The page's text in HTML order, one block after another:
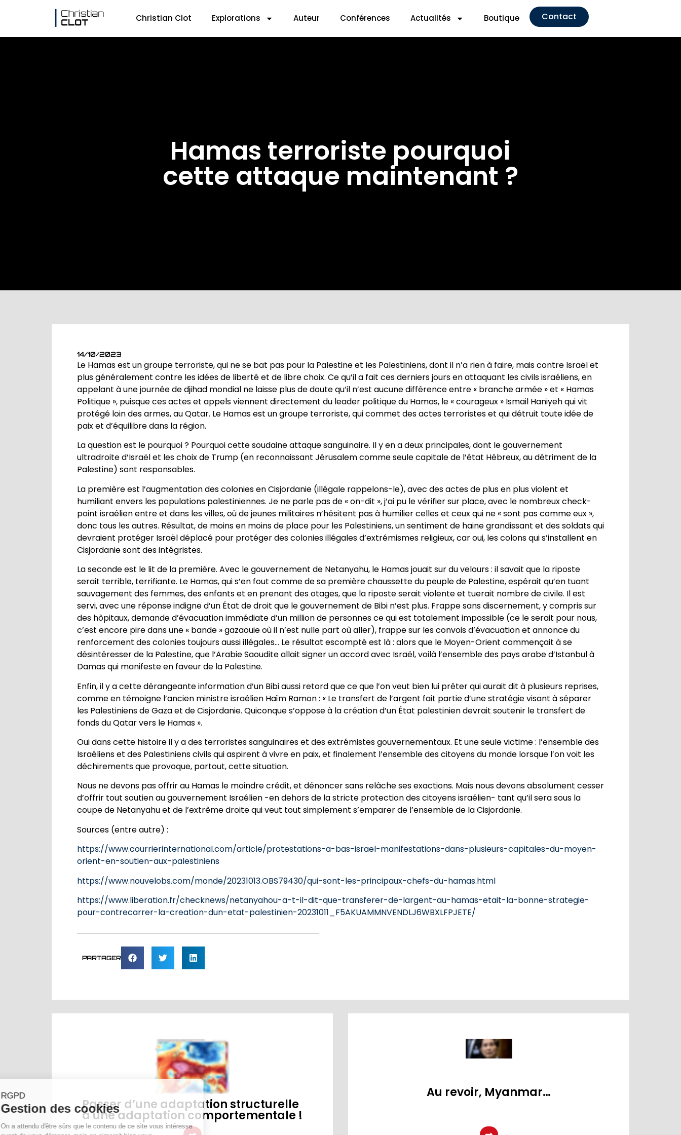
Christian Clot Explorations Auteur Conférences Actualités Boutique Contact
Hamas terroriste pourquoi
cette attaque maintenant ?
14/10/2023
Le Hamas est un groupe terroriste, qui ne se bat pas pour la Palestine et les Palestiniens, dont il n’a rien à faire, mais contre Israël et
plus généralement contre les idées de liberté et de libre choix. Ce qu’il a fait ces derniers jours en attaquant les civils israéliens, en
appelant à une journée de djihad mondial ne laisse plus de doute qu’il n’est aucune différence entre « branche armée » et « Hamas
Politique », puisque ces actes et appels viennent directement du leader politique du Hamas, le « courageux » Ismail Haniyeh qui vit
protégé loin des armes, au Qatar. Le Hamas est un groupe terroriste, qui commet des actes terroristes et qui détruit toute idée de
paix et d’équilibre dans la région.
La question est le pourquoi ? Pourquoi cette soudaine attaque sanguinaire. Il y en a deux principales, dont le gouvernement
ultradroite d’Israël et les choix de Trump (en reconnaissant Jérusalem comme seule capitale de l’état Hébreux, au détriment de la
Palestine) sont responsables.
La première est l’augmentation des colonies en Cisjordanie (illégale rappelons-le), avec des actes de plus en plus violent et
humiliant envers les populations palestiniennes. Je ne parle pas de « on-dit », j’ai pu le vérifier sur place, avec le nombreux check-
point israélien entre et dans les villes, où de jeunes militaires n’hésitent pas à humilier celles et ceux qui ne « sont pas comme eux »,
donc tous les autres. Résultat, de moins en moins de place pour les Palestiniens, un sentiment de haine grandissant et des soldats qui
devraient protéger Israël déplacé pour protéger des colonies illégales d’extrémismes religieux, car oui, les colons qui s’installent en
Cisjordanie sont des intégristes.
La seconde est le lit de la première. Avec le gouvernement de Netanyahu, le Hamas jouait sur du velours : il savait que la riposte
serait terrible, terrifiante. Le Hamas, qui s’en fout comme de sa première chaussette du peuple de Palestine, espérait qu’en tuant
sauvagement des femmes, des enfants et en prenant des otages, que la riposte serait violente et tuerait nombre de civile. Il est
servi, avec une réponse indigne d’un État de droit que le gouvernement de Bibi n’est plus. Frappe sans discernement, y compris sur
des hôpitaux, demande d’évacuation immédiate d’un million de personnes ce qui est totalement impossible (ce le serait pour nous,
c’est encore pire dans une « bande » gazaouie où il n’est nulle part où aller), frappe sur les convois d’évacuation et annonce du
renforcement des colonies toujours aussi illégales… Le résultat escompté est là : alors que le Moyen-Orient commençait à se
désintéresser de la Palestine, que l’Arabie Saoudite allait signer un accord avec Israël, voilà l’ensemble des pays arabe d’Istanbul à
Damas qui manifeste en faveur de la Palestine.
Enfin, il y a cette dérangeante information d’un Bibi aussi retord que ce que l’on veut bien lui prêter qui aurait dit à plusieurs reprises,
comme en témoigne l’ancien ministre israélien Haïm Ramon : « Le transfert de l’argent fait partie d’une stratégie visant à séparer
les Palestiniens de Gaza et de Cisjordanie. Quiconque s’oppose à la création d’un État palestinien devrait soutenir le transfert de
fonds du Qatar vers le Hamas ».
Oui dans cette histoire il y a des terroristes sanguinaires et des extrémistes gouvernementaux. Et une seule victime : l’ensemble des
Israéliens et des Palestiniens civils qui aspirent à vivre en paix, et finalement l’ensemble des citoyens du monde lorsque l’on voit les
déchirements que provoque, partout, cette situation.
Nous ne devons pas offrir au Hamas le moindre crédit, et dénoncer sans relâche ses exactions. Mais nous devons absolument cesser
d’offrir tout soutien au gouvernement Israélien -en dehors de la stricte protection des citoyens israélien- tant qu’il sera sous la
coupe de Netanyahu et de l’extrême droite qui veut tout simplement s’emparer de l’ensemble de la Cisjordanie.
Sources (entre autre) :
https://www.courrierinternational.com/article/protestations-a-bas-israel-manifestations-dans-plusieurs-capitales-du-moyen-
orient-en-soutien-aux-palestiniens
https://www.nouvelobs.com/monde/20231013.OBS79430/qui-sont-les-principaux-chefs-du-hamas.html
https://www.liberation.fr/checknews/netanyahou-a-t-il-dit-que-transferer-de-largent-au-hamas-etait-la-bonne-strategie-
pour-contrecarrer-la-creation-dun-etat-palestinien-20231011_F5AKUAMMNVENDLJ6WBXLFPJETE/
PARTAGER
Passer d’une adaptation structurelle
à une adaptation comportementale !
Au revoir, Myanmar…